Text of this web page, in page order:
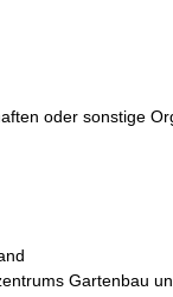
oder sonstige
Gartenbau